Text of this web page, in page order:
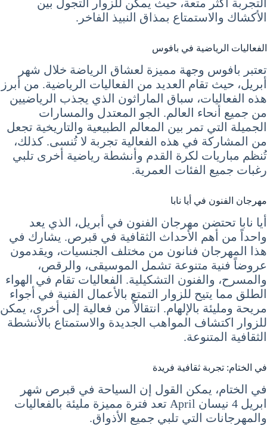
التجربة أكثر متعة، حيث يمكن للزوار التجول بين
الأكشاك والاستمتاع بمذاق النبيذ الفاخر.
الفعاليات الرياضية في بافوس
تعتبر بافوس وجهة مميزة لعشاق الرياضة خلال شهر
أبريل، حيث تقام العديد من الفعاليات الرياضية. من أبرز
هذه الفعاليات، سباق الماراثون الذي يجذب الرياضيين
من جميع أنحاء العالم. الجو المعتدل والمسارات
الجميلة التي تمر بين المعالم الطبيعية والتاريخية تجعل
من المشاركة في هذه الفعالية تجربة لا تُنسى. كذلك،
تُنظم مباريات لكرة القدم وأنشطة رياضية أخرى تلبي
رغبات جميع الفئات العمرية.
مهرجان الفنون في أيا نابا
أيا نابا تحتضن مهرجان الفنون في أبريل، الذي يعد
واحداً من أهم الأحداث الثقافية في قبرص. يشارك في
هذا المهرجان فنانون من مختلف الجنسيات، ويقدمون
عروضاً فنية متنوعة تشمل الموسيقى، والرقص،
والمسرح، والفنون التشكيلية. الفعاليات تقام في الهواء
الطلق مما يتيح للزوار التمتع بالأعمال الفنية في أجواء
مريحة ومليئة بالإلهام. انتقالاً من فعالية إلى أخرى، يمكن
للزوار اكتشاف المواهب الجديدة والاستمتاع بالأنشطة
الثقافية المتنوعة.
في الختام: تجربة ثقافية فريدة
في الختام، يمكن القول إن السياحة في قبرص شهر
ابريل 4 نيسان April تعد فترة مميزة مليئة بالفعاليات
والمهرجانات التي تلبي جميع الأذواق.